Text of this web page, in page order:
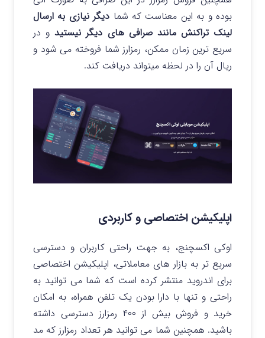
بوده و به این معناست که شما دیگر نیازی به ارسال
لینک تراکنش مانند صرافی های دیگر نیستیدو در
سریع ترین زمان ممکن، رمزارز شما فروخته می شود و
ریال آن را در لحظه میتواند دریافت کند.
اپلیکیشن اختصاصی و کاربردی
اوکی اکسچنج، به جهت راحتی کاربران و دسترسی
سریع تر به بازار های معاملاتی، اپلیکیشن اختصاصی
برای اندروید منتشر کرده است که شما می توانید به
راحتی و تنها با دارا بودن یک تلفن همراه، به امکان
خرید و فروش بیش از ۴۰۰ رمزارز دسترسی داشته
باشید. همچنین شما می توانید هر تعداد رمزارز که مد